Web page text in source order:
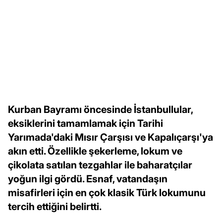
Kurban Bayramı öncesinde İstanbullular,
eksiklerini tamamlamak için Tarihi
Yarımada'daki Mısır Çarşısı ve Kapalıçarşı'ya
akın etti. Özellikle şekerleme, lokum ve
çikolata satılan tezgahlar ile baharatçılar
yoğun ilgi gördü. Esnaf, vatandaşın
misafirleri için en çok klasik Türk lokumunu
tercih ettiğini belirtti.